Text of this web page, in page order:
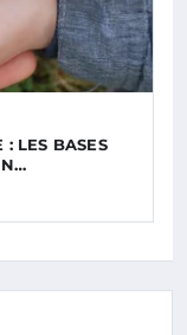
: LES BASES